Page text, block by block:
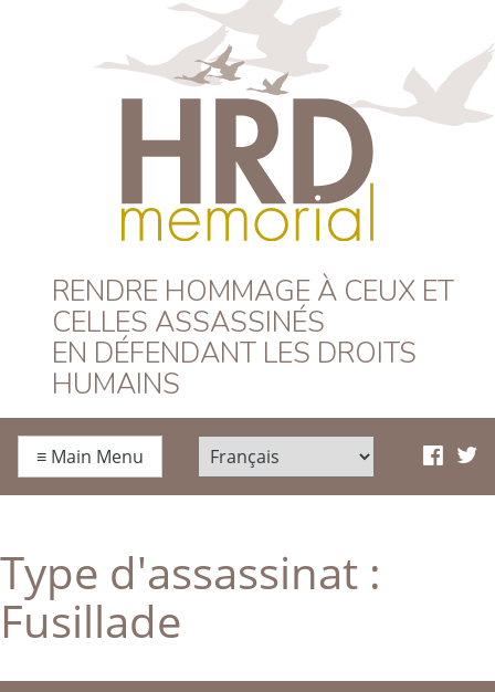
HRD Memorial –
Français
RENDRE HOMMAGE À CEUX ET
CELLES ASSASSINÉS
EN DÉFENDANT LES DROITS
HUMAINS
≡ Main Menu
Type d'assassinat :
Fusillade